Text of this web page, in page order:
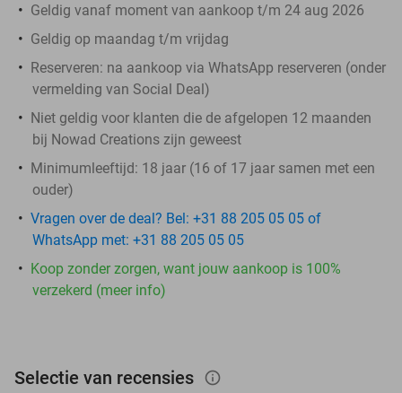
Geldig vanaf moment van aankoop t/m 24 aug 2026
Geldig op maandag t/m vrijdag
Reserveren: na aankoop via WhatsApp reserveren (onder
vermelding van Social Deal)
Niet geldig voor klanten die de afgelopen 12 maanden
bij Nowad Creations zijn geweest
Minimumleeftijd: 18 jaar (16 of 17 jaar samen met een
ouder)
Vragen over de deal? Bel: +31 88 205 05 05 of
WhatsApp met: +31 88 205 05 05
Koop zonder zorgen, want jouw aankoop is 100%
verzekerd (meer info)
Selectie van recensies info_outlined